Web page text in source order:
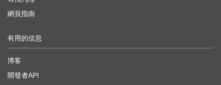
網頁指南
有用的信息
博客
開發者API